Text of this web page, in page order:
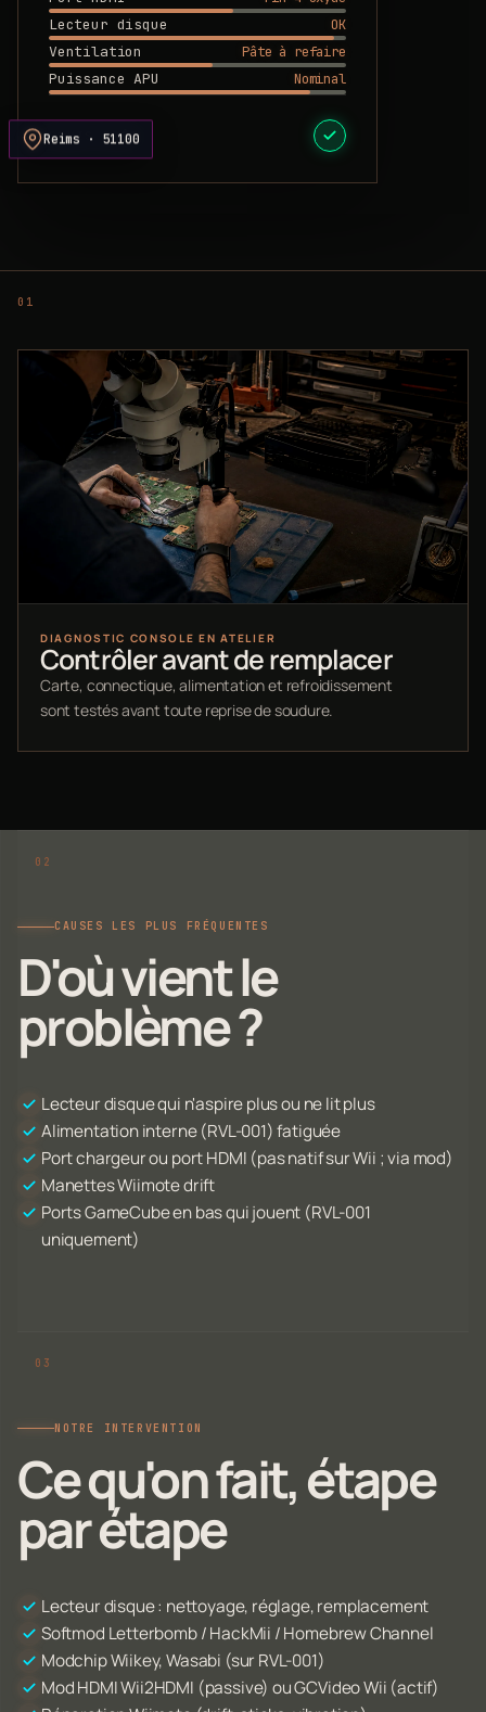
Lecteur disque
OK
Ventilation
Pâte à refaire
Puissance APU
Nominal
DEVIS PRÊT
Reims · 51100
DIAGNOSTIC CONSOLE EN ATELIER
Contrôler avant de remplacer
Carte, connectique, alimentation et refroidissement
sont testés avant toute reprise de soudure.
CAUSES LES PLUS FRÉQUENTES
D'où vient le
problème ?
Lecteur disque qui n'aspire plus ou ne lit plus
Alimentation interne (RVL-001) fatiguée
Port chargeur ou port HDMI (pas natif sur Wii ; via mod)
Manettes Wiimote drift
Ports GameCube en bas qui jouent (RVL-001
uniquement)
NOTRE INTERVENTION
Ce qu'on fait, étape
par étape
Lecteur disque : nettoyage, réglage, remplacement
Softmod Letterbomb / HackMii / Homebrew Channel
Modchip Wiikey, Wasabi (sur RVL-001)
Mod HDMI Wii2HDMI (passive) ou GCVideo Wii (actif)